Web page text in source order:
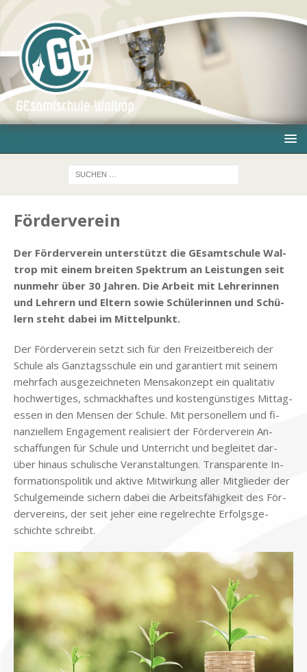
Förderverein
Der För­der­ver­ein un­ter­stützt die GE­samt­schu­le Wal­
trop mit ei­nem brei­ten Spek­trum an Lei­stun­gen seit
nun­mehr über 30 Jah­ren. Die Ar­beit mit Leh­re­rin­nen
und Leh­rern und El­tern so­wie Schü­le­rin­nen und Schü­
lern steht da­bei im Mit­tel­punkt.
Der För­der­ver­ein setzt sich für den Frei­zeit­be­reich der
Schu­le als Ganz­tags­schu­le ein und ga­ran­tiert mit sei­nem
mehr­fach aus­ge­zeich­ne­ten Men­sa­kon­zept ein qua­li­ta­tiv
hoch­wer­ti­ges, schmack­haf­tes und ko­sten­gün­sti­ges Mit­tag­
essen in den Men­sen der Schu­le. Mit per­so­nel­lem und fi­
nan­zi­el­lem En­ga­ge­ment rea­li­siert der För­der­ver­ein An­
schaf­fun­gen für Schu­le und Un­ter­richt und be­glei­tet dar­
über hin­aus schu­li­sche Ver­an­stal­tun­gen. Trans­pa­ren­te In­
for­ma­ti­ons­po­li­tik und ak­ti­ve Mit­wir­kung al­ler Mit­glie­der der
Schul­ge­mein­de si­chern da­bei die Ar­beits­fä­hig­keit des För­
der­ver­eins, der seit je­her eine re­gel­rech­te Er­folgs­ge­
schich­te schreibt.